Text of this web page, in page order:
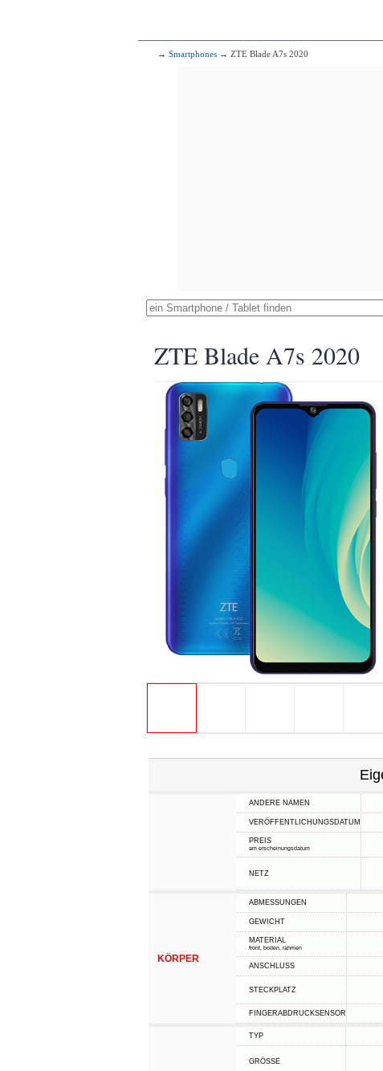
→ Smartphones → ZTE Blade A7s 2020
ZTE Blade A7s 2020
ANDERE NAMEN
VERÖFFENTLICHUNGSDATUM
PREIS
am erscheinungsdatum
NETZ
KÖRPER
ABMESSUNGEN
GEWICHT
MATERIAL
front, boden, rahmen
ANSCHLUSS
STECKPLATZ
FINGERABDRUCKSENSOR
TYP
GRÖSSE